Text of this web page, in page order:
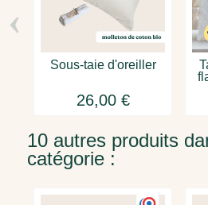
Sous-taie d'oreiller
26,00 €
‹
10 autres produits
catégorie :